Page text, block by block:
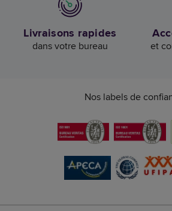
Livraisons rapides
dans votre bureau et
Nos labels de